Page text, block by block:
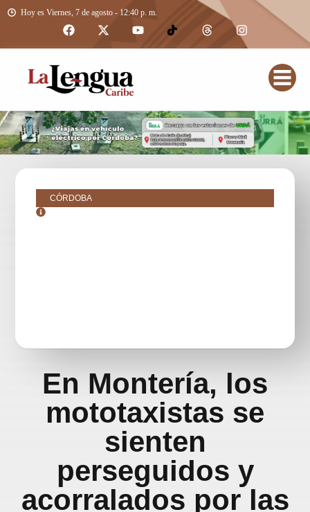
Hoy es Viernes, 7 de agosto - 12:40 p. m.
CÓRDOBA
En Montería, los
mototaxistas se
sienten
perseguidos y
acorralados por las